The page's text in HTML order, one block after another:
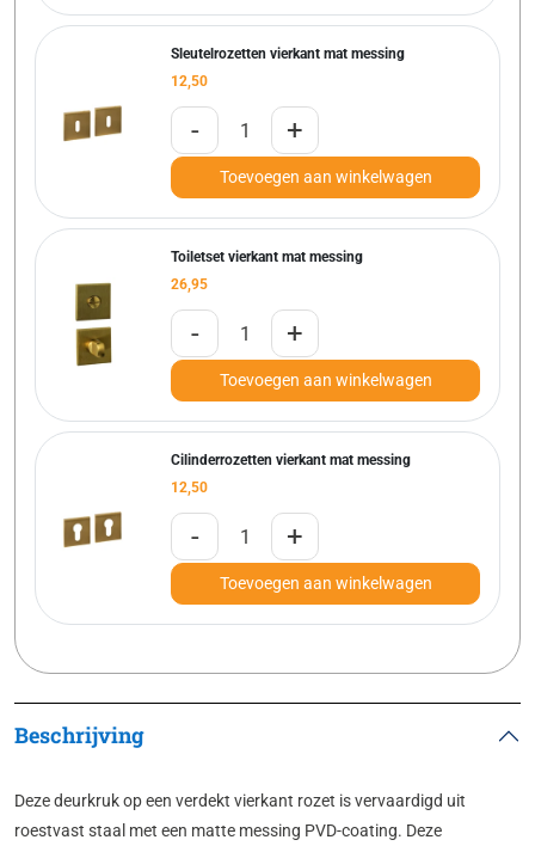
Sleutelrozetten vierkant mat messing
12,50
- +
Toevoegen aan winkelwagen
Toiletset vierkant mat messing
26,95
- +
Toevoegen aan winkelwagen
Cilinderrozetten vierkant mat messing
12,50
- +
Toevoegen aan winkelwagen
Beschrijving
Deze deurkruk op een verdekt vierkant rozet is vervaardigd uit
roestvast staal met een matte messing PVD-coating. Deze